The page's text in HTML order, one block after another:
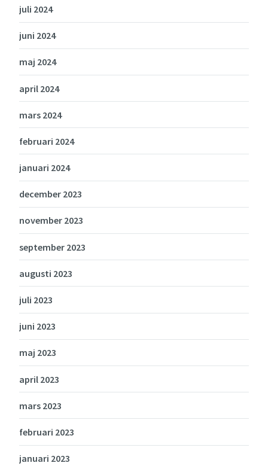
juli 2024
juni 2024
maj 2024
april 2024
mars 2024
februari 2024
januari 2024
december 2023
november 2023
september 2023
augusti 2023
juli 2023
juni 2023
maj 2023
april 2023
mars 2023
februari 2023
januari 2023